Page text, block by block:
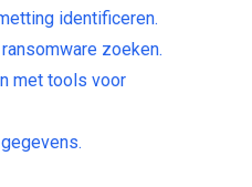
identificeren.
zoeken.
met tools voor